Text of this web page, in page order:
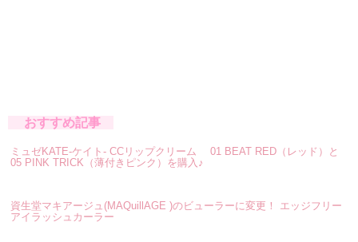
おすすめ記事
ミュゼKATE-ケイト- CCリップクリーム 01 BEAT RED（レッド）と
05 PINK TRICK（薄付きピンク）を購入♪
資生堂マキアージュ(MAQuillAGE )のビューラーに変更！ エッジフリー
アイラッシュカーラー